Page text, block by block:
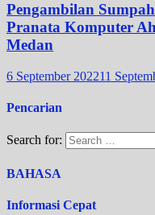
Pengambilan
Pranata Komputer
Medan
6 September 202211
Pencarian
Search for:
BAHASA
Informasi Cepat